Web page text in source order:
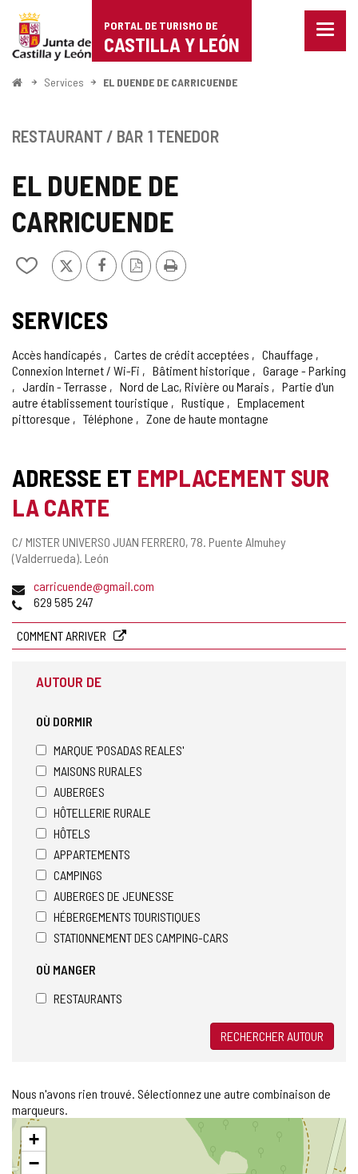
Portal
de
Turismo
Castilla
León
PORTAL DE TURISMO DE
CASTILLA Y LEÓN
Menu
<
Services EL DUENDE DE CARRICUENDE
EL DUENDE DE
CARRICUENDE
Ajouter/retirer
de
cahiers
X FacebookVersion
PDF
Imprimer
RESTAURANT / BAR 1 TENEDOR
SERVICES
Accès handicapés Cartes de crédit acceptées
Chauffage
Connexion Internet / Wi-Fi
Bâtiment historique
Garage - Parking
Jardin - Terrasse
Nord de Lac, Rivière ou Marais
Partie d'un
autre établissement touristique
Rustique
Emplacement
pittoresque
Téléphone Zone de haute montagne
ADRESSE ET EMPLACEMENT SUR
LA CARTE
Adresse
postale
C/ MISTER UNIVERSO JUAN FERRERO, 78. Puente Almuhey
(Valderrueda). León
Adresse
de
électronique
carricuende@gmail.com
Téléphones
629 585 247
COMMENT ARRIVER
AUTOUR DE
OÙ DORMIR
MARQUE 'POSADAS REALES'
MAISONS RURALES
AUBERGES
HÔTELLERIE RURALE
HÔTELS
APPARTEMENTS
CAMPINGS
AUBERGES DE JEUNESSE
HÉBERGEMENTS TOURISTIQUES
STATIONNEMENT DES CAMPING-CARS
OÙ MANGER
RESTAURANTS
RECHERCHER AUTOUR
Nous n'avons rien trouvé. Sélectionnez une autre combinaison de
marqueurs.
Sauter
carte
+
−